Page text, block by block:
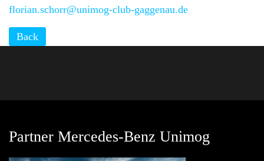
florian.schorr@unimog-club-gaggenau.de
Back
Partner Mercedes-Benz Unimog